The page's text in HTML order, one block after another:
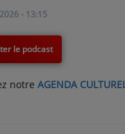
ET À
- 13:15
le podcast
notre AGENDA